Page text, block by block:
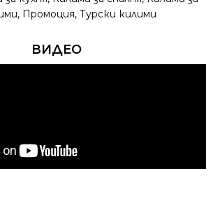
, Промоция, Турски килими
ВИДЕО